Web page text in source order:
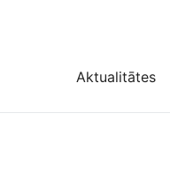
Aktualitātes